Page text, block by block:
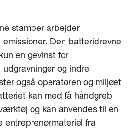
stamper arbejder
Den batteridrevne
en gevinst for
og indre
også operatøren og miljøet
kan med få håndgreb
og kan anvendes til en
entreprenørmateriel fra